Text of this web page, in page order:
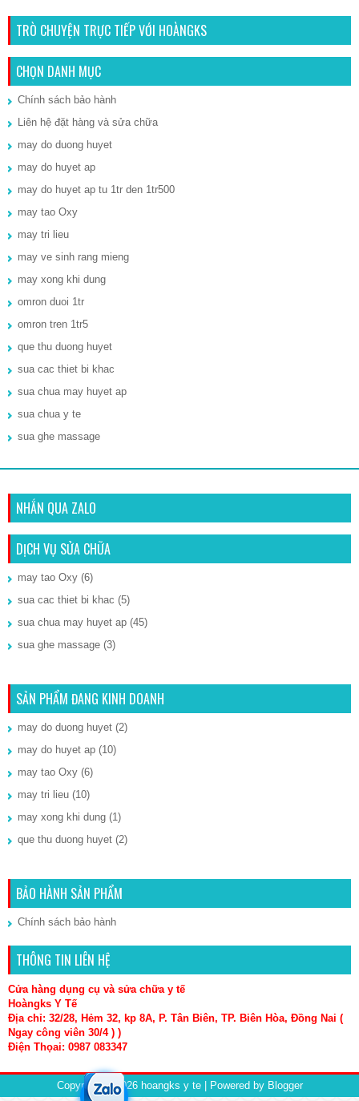
TRÒ CHUYỆN TRỰC TIẾP VỚI HOÀNGKS
CHỌN DANH MỤC
Chính sách bảo hành
Liên hệ đặt hàng và sửa chữa
may do duong huyet
may do huyet ap
may do huyet ap tu 1tr den 1tr500
may tao Oxy
may tri lieu
may ve sinh rang mieng
may xong khi dung
omron duoi 1tr
omron tren 1tr5
que thu duong huyet
sua cac thiet bi khac
sua chua may huyet ap
sua chua y te
sua ghe massage
NHẮN QUA ZALO
DỊCH VỤ SỬA CHỮA
may tao Oxy (6)
sua cac thiet bi khac (5)
sua chua may huyet ap (45)
sua ghe massage (3)
SẢN PHẨM ĐANG KINH DOANH
may do duong huyet (2)
may do huyet ap (10)
may tao Oxy (6)
may tri lieu (10)
may xong khi dung (1)
que thu duong huyet (2)
BẢO HÀNH SẢN PHẨM
Chính sách bảo hành
THÔNG TIN LIÊN HỆ
Cửa hàng dụng cụ và sửa chữa y tế
Hoàngks Y Tế
Địa chỉ: 32/28, Hẻm 32, kp 8A, P. Tân Biên, TP. Biên Hòa, Đồng Nai (
Ngay công viên 30/4 ) )
Điện Thọai: 0987 083347
Copyright ©2026 hoangks y te| Powered by Blogger